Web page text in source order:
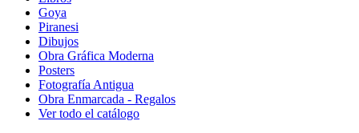
Goya
Piranesi
Dibujos
Obra Gráfica Moderna
Posters
Fotografía Antigua
Obra Enmarcada - Regalos
Ver todo el catálogo